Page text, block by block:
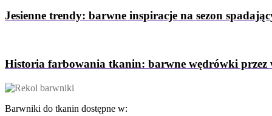
Jesienne trendy: barwne inspiracje na sezon
Historia farbowania tkanin: barwne wędrówki przez
Barwniki do tkanin dostępne w: